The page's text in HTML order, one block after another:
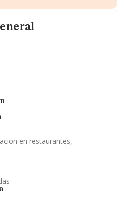
en restaurantes,
complementaria.